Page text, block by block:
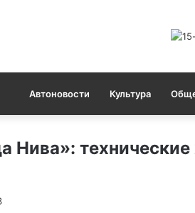
Автоновости Культура
Нива»: технические